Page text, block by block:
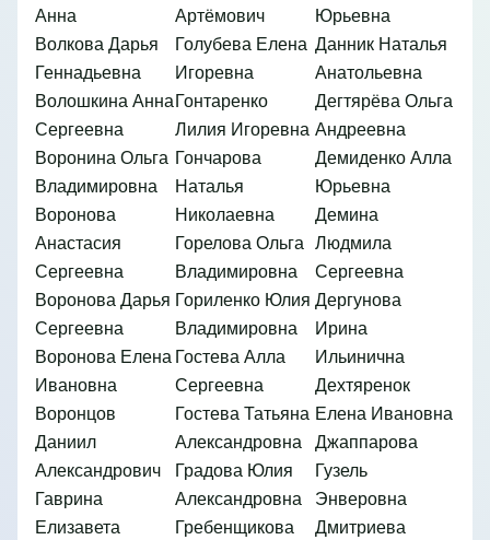
Анна
Волкова Дарья
Геннадьевна
Волошкина Анна
Сергеевна
Воронина Ольга
Владимировна
Воронова
Анастасия
Сергеевна
Воронова Дарья
Сергеевна
Воронова Елена
Ивановна
Воронцов
Даниил
Александрович
Гаврина
Елизавета
Артёмович
Голубева Елена
Игоревна
Гонтаренко
Лилия Игоревна
Гончарова
Наталья
Николаевна
Горелова Ольга
Владимировна
Гориленко Юлия
Владимировна
Гостева Алла
Сергеевна
Гостева Татьяна
Александровна
Градова Юлия
Александровна
Гребенщикова
Юрьевна
Данник Наталья
Анатольевна
Дегтярёва Ольга
Андреевна
Демиденко Алла
Юрьевна
Демина
Людмила
Сергеевна
Дергунова
Ирина
Ильинична
Дехтяренок
Елена Ивановна
Джаппарова
Гузель
Энверовна
Дмитриева